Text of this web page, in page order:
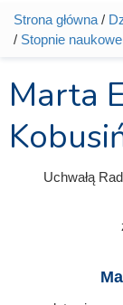
Jesteś
Strona główna /
/ Stopnie
Marta
Uchwałą